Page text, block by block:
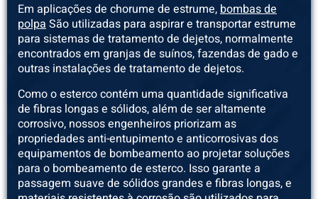
Em aplicações de chorume de estrume,bombas de
polpaSão utilizadas para aspirar e transportar estrume
para sistemas de tratamento de dejetos, normalmente
encontrados em granjas de suínos, fazendas de gado e
outras instalações de tratamento de dejetos.
Como o esterco contém uma quantidade significativa
de fibras longas e sólidos, além de ser altamente
corrosivo, nossos engenheiros priorizam as
propriedades anti-entupimento e anticorrosivas dos
equipamentos de bombeamento ao projetar soluções
para o bombeamento de esterco. Isso garante a
passagem suave de sólidos grandes e fibras longas, e